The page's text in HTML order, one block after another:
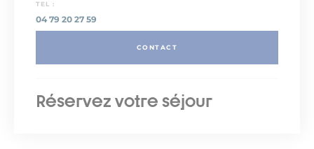
TEL :
04 79 20 27 59
CONTACT
Réservez votre séjour